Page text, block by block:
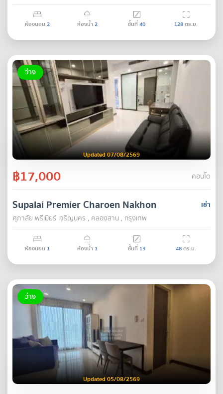
ห้องนอน 2 ห้องน้ำ2 ชั้นที่40 128ตร.ม.
ว่าง
Updated 07/08/2569
฿17,000 คอนโด
เช่า
Supalai Premier Charoen Nakhon
ศุภาลัย พรีเมียร์ เจริญนคร , คลองสาน , กรุงเทพ
ห้องนอน 1 ห้องน้ำ 1 ชั้นที่ 13 48ตร.ม.
ว่าง
Updated 05/08/2569